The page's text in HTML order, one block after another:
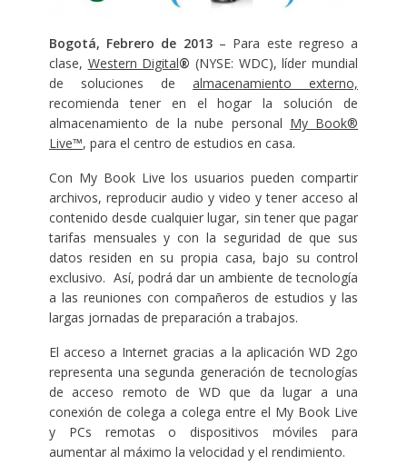
Bogotá, Febrero de 2013– Para este regreso a
clase, Western Digital® (NYSE: WDC), líder mundial
de soluciones dealmacenamiento externo,
recomienda tener en el hogar la solución de
almacenamiento de la nube personal My Book®
Live™, para el centro de estudios en casa.
Con My Book Live los usuarios pueden compartir
archivos, reproducir audio y video y tener acceso al
contenido desde cualquier lugar, sin tener que pagar
tarifas mensuales y con la seguridad de que sus
datos residen en su propia casa, bajo su control
exclusivo. Así, podrá dar un ambiente de tecnología
a las reuniones con compañeros de estudios y las
largas jornadas de preparación a trabajos.
El acceso a Internet gracias a la aplicación WD 2go
representa una segunda generación de tecnologías
de acceso remoto de WD que da lugar a una
conexión de colega a colega entre el My Book Live
y PCs remotas o dispositivos móviles para
aumentar al máximo la velocidad y el rendimiento.